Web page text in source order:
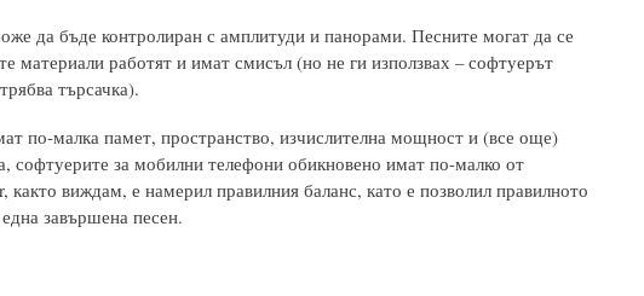
да бъде контролиран с амплитуди и панорами. Песните могат да се
работят и имат смисъл (но не ги използвах – софтуерът
търсачка).
по-малка памет, пространство, изчислителна мощност и (все още)
за мобилни телефони обикновено имат по-малко от
виждам, е намерил правилния баланс, като е позволил правилното
завършена песен.